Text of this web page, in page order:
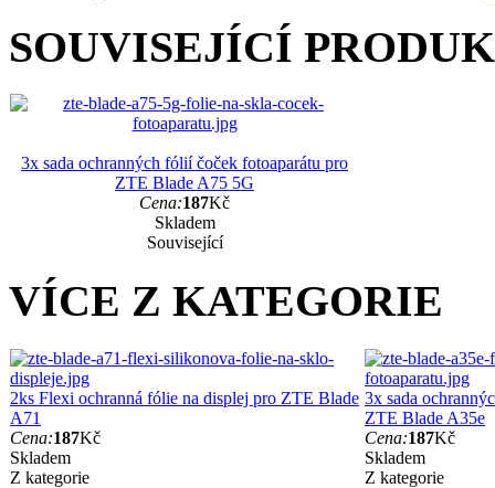
SOUVISEJÍCÍ
3x sada ochranných fólií čoček fotoaparátu pro
ZTE Blade A75 5G
Cena:187Kč
Skladem
Související
VÍCE Z KATEGORIE
2ks Flexi ochranná fólie na displej pro ZTE Blade
A71
Cena:187Kč
Skladem
Z kategorie
3x sada
ZTE Blade A35e
Cena:187Kč
Skladem
Z kategorie